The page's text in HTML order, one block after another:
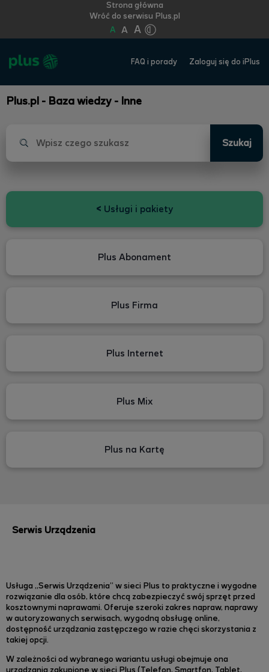
Strona główna
Wróć do serwisu Plus.pl
A A A
FAQ i porady Zaloguj się do iPlus
Plus.pl - Baza wiedzy - Inne
Szukaj
< Usługi i pakiety
Plus Abonament
Plus Firma
Plus Internet
Plus Mix
Plus na Kartę
Serwis Urządzenia
Usługa „Serwis Urządzenia” w sieci Plus to praktyczne i wygodne
rozwiązanie dla osób, które chcą zabezpieczyć swój sprzęt przed
kosztownymi naprawami. Oferuje szeroki zakres napraw, naprawy
w autoryzowanych serwisach, wygodną obsługę online,
dostępność urządzania zastępczego w razie chęci skorzystania z
takiej opcji.
W zależności od wybranego wariantu usługi obejmuje ona